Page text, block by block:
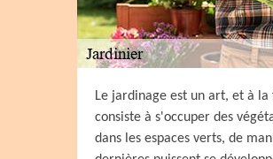
Le jardinage est un art, et à
consiste à s'occuper des
dans les espaces verts, de